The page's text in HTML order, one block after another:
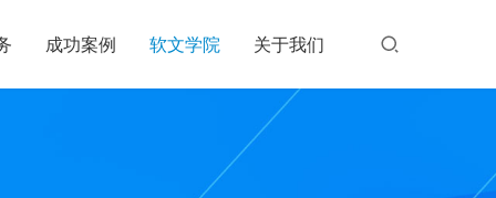
成功案例 软文学院 关于我们